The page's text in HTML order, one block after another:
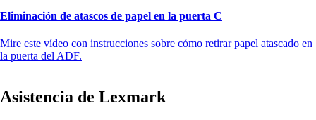
Eliminación de atascos de papel en la puerta C
Mire este vídeo con instrucciones sobre cómo retirar papel atascado en
la puerta del ADF.
Asistencia de Lexmark